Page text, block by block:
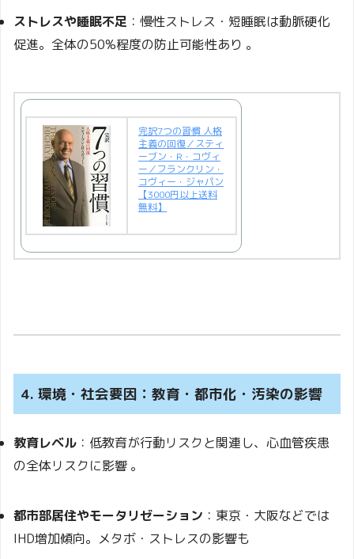
ストレスや睡眠不足 ：慢性ストレス・短睡眠は動脈硬化
促進。全体の50%程度の防止可能性あり 。
完訳7つの習慣 人格
主義の回復／スティ
ーブン・R・コヴィ
ー／フランクリン・
コヴィー・ジャパン
【3000円以上送料
無料】
4. 環境・社会要因：教育・都市化・汚染の影響
教育レベル ：低教育が行動リスクと関連し、心血管疾患
の全体リスクに影響 。
都市部居住やモータリゼーション ：東京・大阪などでは
IHD増加傾向。メタボ・ストレスの影響も